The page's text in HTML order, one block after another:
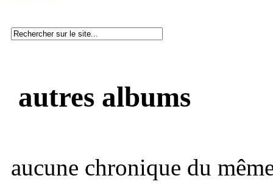
autres albums
aucune chronique du